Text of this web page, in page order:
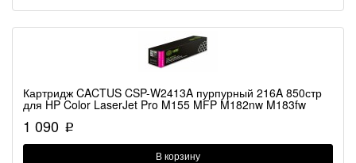
Картридж CACTUS CSP-W2413A пурпурный 216A 850стр
для HP Color LaserJet Pro M155 MFP M182nw M183fw
1 090 p
В корзину